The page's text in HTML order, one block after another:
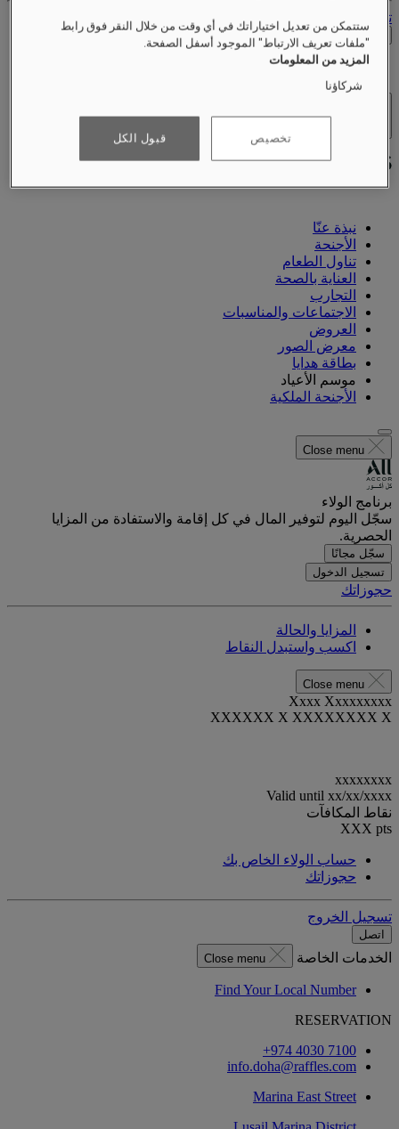
تسجيل الخروج
التحقق من الأسعار
الفنادق والمنتجعات
نبذة عنّا
الأجنحة
تناول الطعام
العناية بالصحة
التجارب
الاجتماعات والمناسبات
العروض
معرض الصور
بطاقة هدايا
موسم الأعياد
الأجنحة الملكية
Close menu
برنامج الولاء
سجّل اليوم لتوفير المال في كل إقامة والاستفادة من المزايا
الحصرية.
سجّل مجانًا
تسجيل الدخول
حجوزاتك
المزايا والحالة
اكسب واستبدل النقاط
Close menu
Xxxx Xxxxxxxxx
XXXXXX X XXXXXXXX X
xxxxxxxx
Valid until xx/xx/xxxx
نقاط المكافآت
XXX pts
حساب الولاء الخاص بك
حجوزاتك
تسجيل الخروج
اتصل
الخدمات الخاصة Close menu
Find Your Local Number
RESERVATION
‎+974 4030 7100‏
info.doha@raffles.com
Marina East Street
ستتمكن من تعديل اختياراتك في أي وقت من خلال النقر فوق رابط
"ملفات تعريف الارتباط" الموجود أسفل الصفحة.
المزيد من المعلومات
شركاؤنا
تخصيص قبول الكل